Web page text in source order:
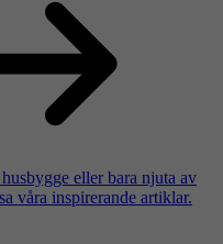
eller bara njuta av
våra inspirerande artiklar.